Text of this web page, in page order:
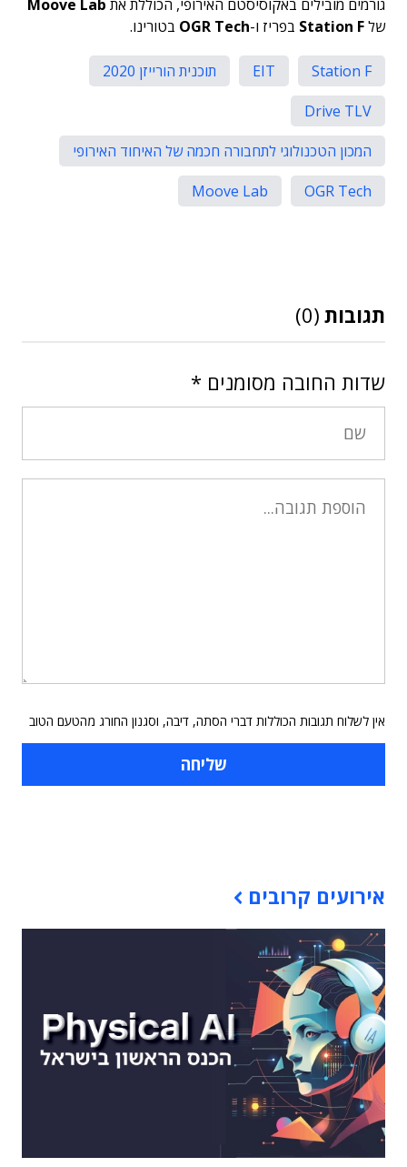
גורמים מובילים באקוסיסטם האירופי, הכוללת את Moove Lab
שלStation F בפריז ו-OGR Tech בטורינו.
Station F
EIT
תוכנית הורייזן 2020
Drive TLV
המכון הטכנולוגי לתחבורה חכמה של האיחוד האירופי
OGR Tech
Moove Lab
תגובות (0)
שדות החובה מסומנים *
אין לשלוח תגובות הכוללות דברי הסתה, דיבה, וסגנון החורג מהטעם הטוב
אירועים קרובים